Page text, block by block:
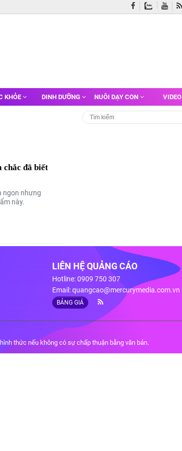
KHỎE DINH DƯỠNG NUÔI DẠY CON VIDEO
chắc đã biết
ngon nhưng
này.
LIÊN HỆ QUẢNG CÁO
Hotline: 0909 750 307
Email:quangcao@mercurymedia.com.vn
BẢNG GIÁ
thức nếu không có sự chấp thuận bằng văn bản.